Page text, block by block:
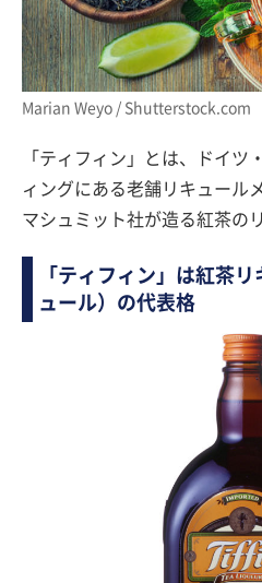
Marian Weyo / Shutterstock.com
「ティフィン」とは、ドイツ
ィングにある老舗リキュール
マシュミット社が造る紅茶の
「ティフィン」は紅茶
ュール）の代表格